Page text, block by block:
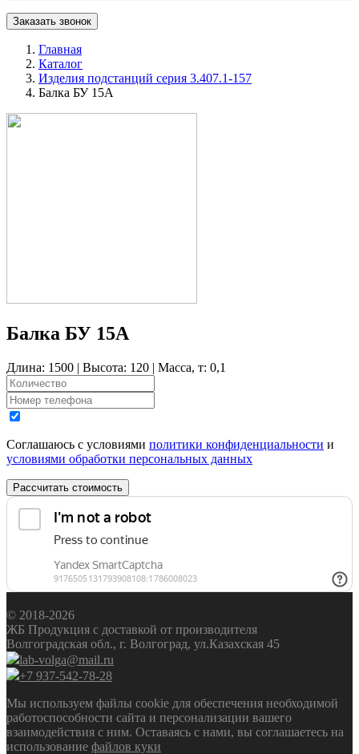
Заказать звонок
Главная
Каталог
Изделия подстанций серия 3.407.1-157
Балка БУ 15А
Балка БУ 15А
Длина: 1500 | Высота: 120 | Масса, т: 0,1
Соглашаюсь с условиями политики конфиденциальности и
условиями обработки персональных данных
Рассчитать стоимость
© 2018-2026
ЖБ Продукция с доставкой от производителя
Волгоградская обл., г. Волгоград, ул.Казахская 45
lab-volga@mail.ru
+7 937-542-78-28
Мы используем файлы cookie для обеспечения необходимой
работоспособности сайта и персонализации вашего
взаимодействия с ним. Оставаясь с нами, вы соглашаетесь на
использование файлов куки